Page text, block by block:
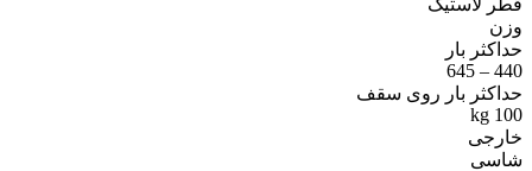
وزن
حداکثر بار
440 – 645
حداکثر بار روی سقف
100 kg
خارجی
شاسی